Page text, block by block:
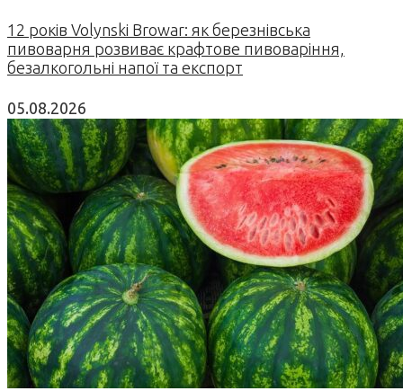
12 років Volynski Browar: як березнівська
пивоварня розвиває крафтове пивоваріння,
безалкогольні напої та експорт
05.08.2026